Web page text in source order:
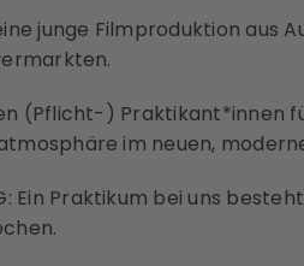
junge Filmproduktion aus
(Pflicht-) Praktikant*innen
im neuen,
Ein Praktikum bei uns